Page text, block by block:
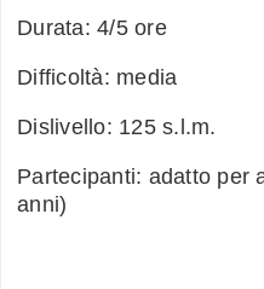
Durata: 4/5 ore
Difficoltà: media
Dislivello: 125 s.l.m.
Partecipanti: adatto per
anni)